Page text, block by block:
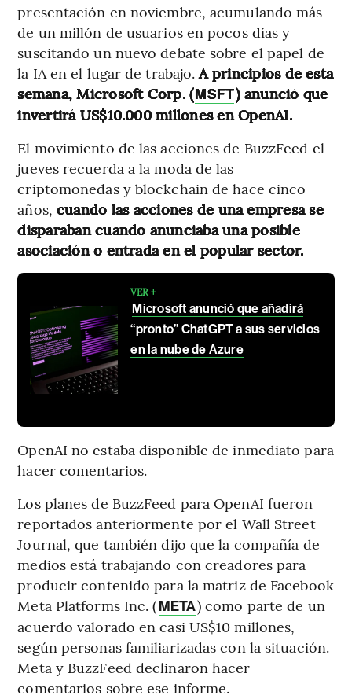
presentación en noviembre, acumulando más
de un millón de usuarios en pocos días y
suscitando un nuevo debate sobre el papel de
la IA en el lugar de trabajo.A principios de esta
semana, Microsoft Corp. (MSFT) anunció que
invertirá US$10.000 millones en OpenAI.
El movimiento de las acciones de BuzzFeed el
jueves recuerda a la moda de las
criptomonedas y blockchain de hace cinco
años, cuando las acciones de una empresa se
disparaban cuando anunciaba una posible
asociación o entrada en el popular sector.
VER +
Microsoft anunció que añadirá
“pronto” ChatGPT a sus servicios
en la nube de Azure
OpenAI no estaba disponible de inmediato para
hacer comentarios.
Los planes de BuzzFeed para OpenAI fueron
reportados anteriormente por el Wall Street
Journal, que también dijo que la compañía de
medios está trabajando con creadores para
producir contenido para la matriz de Facebook
Meta Platforms Inc. (META) como parte de un
acuerdo valorado en casi US$10 millones,
según personas familiarizadas con la situación.
Meta y BuzzFeed declinaron hacer
comentarios sobre ese informe.